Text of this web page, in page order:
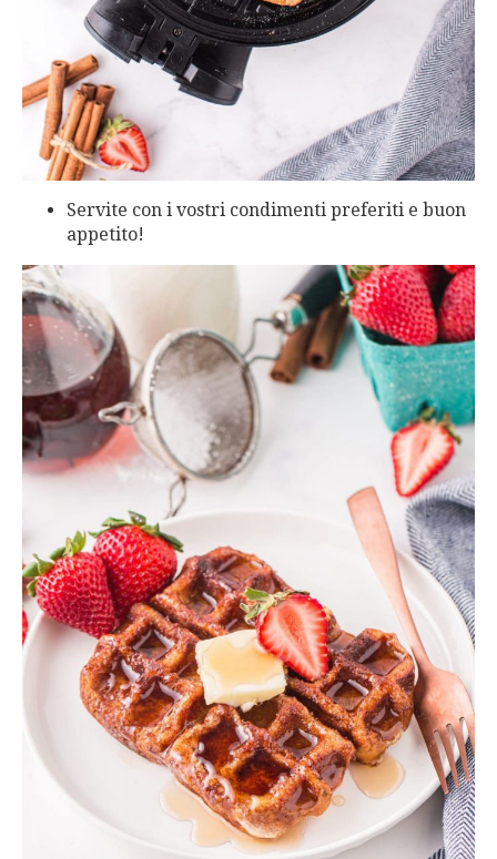
Servite con i vostri condimenti preferiti e buon
appetito!